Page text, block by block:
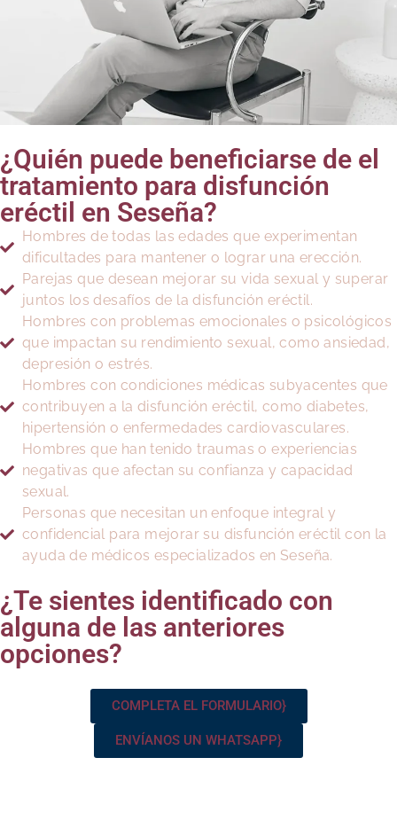
¿Quién puede beneficiarse de el
tratamiento para disfunción
eréctil en Seseña?
Hombres de todas las edades que experimentan
dificultades para mantener o lograr una erección.
Parejas que desean mejorar su vida sexual y superar
juntos los desafíos de la disfunción eréctil.
Hombres con problemas emocionales o psicológicos
que impactan su rendimiento sexual, como ansiedad,
depresión o estrés.
Hombres con condiciones médicas subyacentes que
contribuyen a la disfunción eréctil, como diabetes,
hipertensión o enfermedades cardiovasculares.
Hombres que han tenido traumas o experiencias
negativas que afectan su confianza y capacidad
sexual.
Personas que necesitan un enfoque integral y
confidencial para mejorar su disfunción eréctil con la
ayuda de médicos especializados en Seseña.
¿Te sientes identificado con
alguna de las anteriores
opciones?
COMPLETA EL FORMULARIO}
ENVÍANOS UN WHATSAPP}